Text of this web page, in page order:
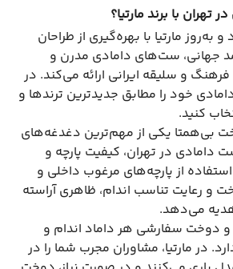
با برند مارتیا؟
به‌روز مارتیا با بهره‌گیری از طراحان
جهانی، ست‌های دامادی مدرن و
و سلیقه ایرانی ارائه می‌کند. در
خود را مطابق جدیدترین ترندها و
کنید.
بی‌همتا یکی از مهم‌ترین دغدغه‌های
دامادی در تهران، کیفیت پارچه و
از پارچه‌های مرغوب داخلی و
و رعایت تناسب اندام، ظاهری آراسته
می‌دهد.
دوخت سفارشی هر داماد اندام و
در مارتیا، مشاوران مجرب شما را در